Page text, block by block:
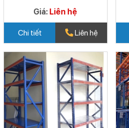
Giá: Liên hệ
Chi tiết Liên hệ